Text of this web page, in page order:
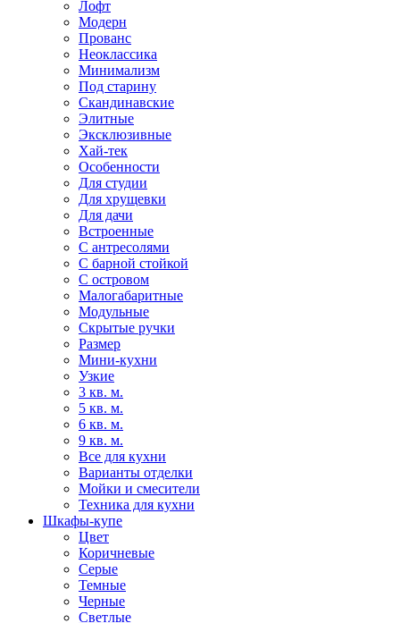
Лофт
Модерн
Прованс
Неоклассика
Минимализм
Под старину
Скандинавские
Элитные
Эксклюзивные
Хай-тек
Особенности
Для студии
Для хрущевки
Для дачи
Встроенные
С антресолями
С барной стойкой
С островом
Малогабаритные
Модульные
Скрытые ручки
Размер
Мини-кухни
Узкие
3 кв. м.
5 кв. м.
6 кв. м.
9 кв. м.
Все для кухни
Варианты отделки
Мойки и смесители
Техника для кухни
Шкафы-купе
Цвет
Коричневые
Серые
Темные
Черные
Светлые